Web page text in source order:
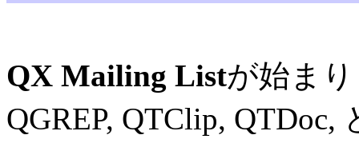
QX Mailing Listが始ま
QGREP, QTClip,